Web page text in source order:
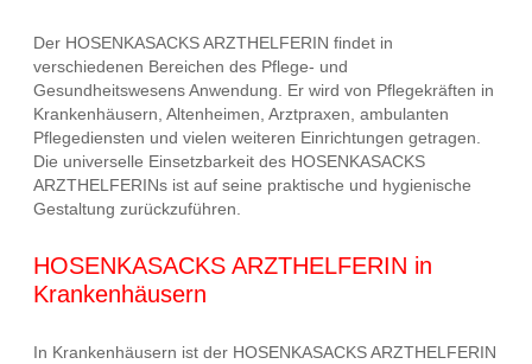
Der HOSENKASACKS ARZTHELFERIN findet in
verschiedenen Bereichen des Pflege- und
Gesundheitswesens Anwendung. Er wird von Pflegekräften in
Krankenhäusern, Altenheimen, Arztpraxen, ambulanten
Pflegediensten und vielen weiteren Einrichtungen getragen.
Die universelle Einsetzbarkeit des HOSENKASACKS
ARZTHELFERINs ist auf seine praktische und hygienische
Gestaltung zurückzuführen.
HOSENKASACKS ARZTHELFERIN in
Krankenhäusern
In Krankenhäusern ist der HOSENKASACKS ARZTHELFERIN